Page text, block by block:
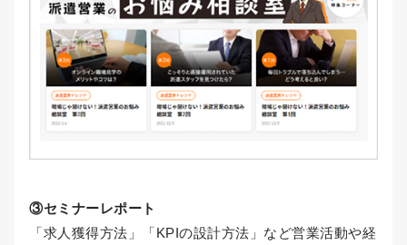
③セミナーレポート
「求人獲得方法」「KPIの設計方法」など営業活動や経